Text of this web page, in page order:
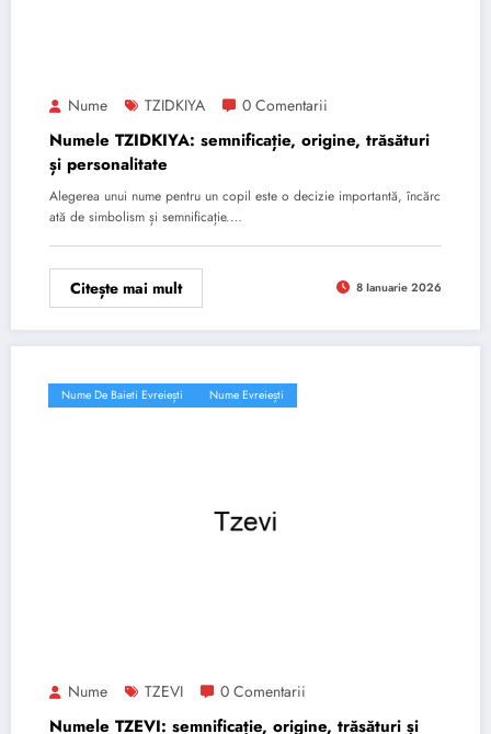
Nume TZIDKIYA 0 Comentarii
Numele TZIDKIYA: semnificație, origine, trăsături
și personalitate
Alegerea unui nume pentru un copil este o decizie importantă, încărc
ată de simbolism și semnificație.…
Citește mai mult 8 Ianuarie 2026
Nume De Baieti Evreiești Nume Evreiești
Nume TZEVI 0 Comentarii
Numele TZEVI: semnificație, origine, trăsături și